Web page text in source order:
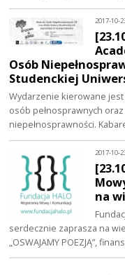
2017-10-
Osób
Studenckiej
Wydarzenie kierowane
osób pełnosprawnych
niepełnosprawności.
2017-10-
na
serdecznie zaprasza na
„OSWAJAMY POEZJĄ”,